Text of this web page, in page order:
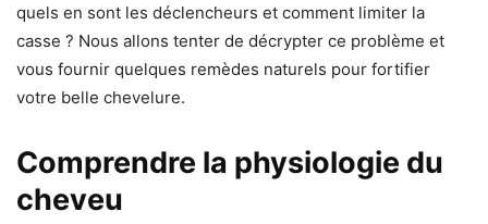
quels en sont les déclencheurs et comment limiter la
casse ? Nous allons tenter de décrypter ce problème et
vous fournir quelques remèdes naturels pour fortifier
votre belle chevelure.
Comprendre la physiologie du
cheveu